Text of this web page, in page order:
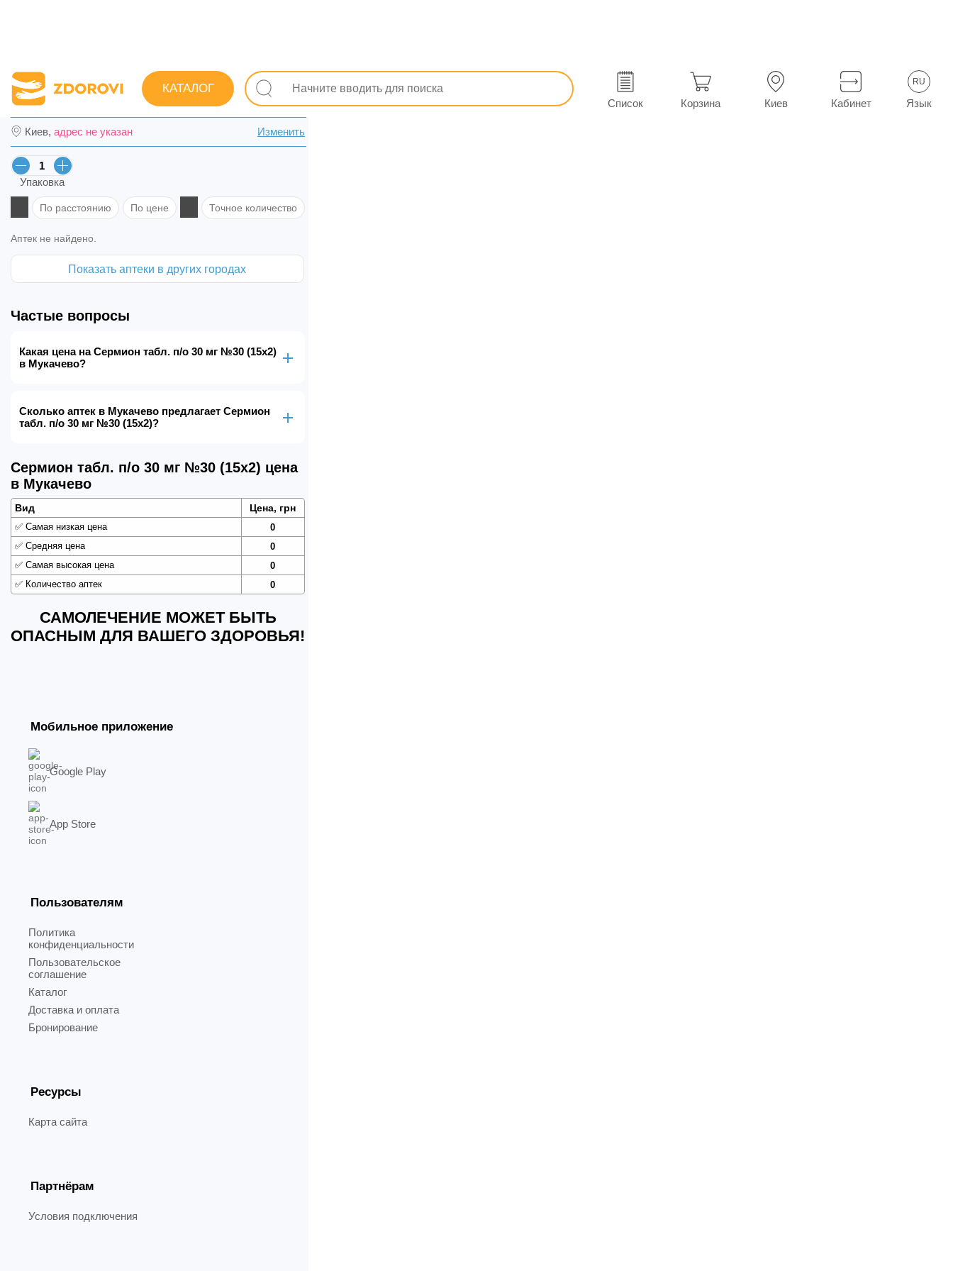
КАТАЛОГ
Список Корзина Киев Кабинет
RU
Язык
Поиск лекарств Лекарства Неврологические Противопаркинсонические Улучшающие мозговое кровообращение Сермион табл. п/о 30 мг №30 (15х2)
Сермион табл. п/о 30 мг №30 (15х2) в Мукачево
Киев, адрес не указан Изменить
Упаковка
По расстоянию По цене Точное количество
Аптек не найдено.
Показать аптеки в других городах
Частые вопросы
Какая цена на Сермион табл. п/о 30 мг №30 (15х2)
в Мукачево?
Сколько аптек в Мукачево предлагает Сермион
табл. п/о 30 мг №30 (15х2)?
Сермион табл. п/о 30 мг №30 (15х2) цена
в Мукачево
Вид Цена, грн
✅ Самая низкая цена
0
✅ Средняя цена
0
✅ Самая высокая цена
0
✅ Количество аптек 0
САМОЛЕЧЕНИЕ МОЖЕТ БЫТЬ
ОПАСНЫМ ДЛЯ ВАШЕГО ЗДОРОВЬЯ!
Мобильное приложение
Google Play
App Store
Пользователям
Политика
конфиденциальности
Пользовательское
соглашение
Каталог
Доставка и оплата
Бронирование
Ресурсы
Карта сайта
Партнёрам
Условия подключения